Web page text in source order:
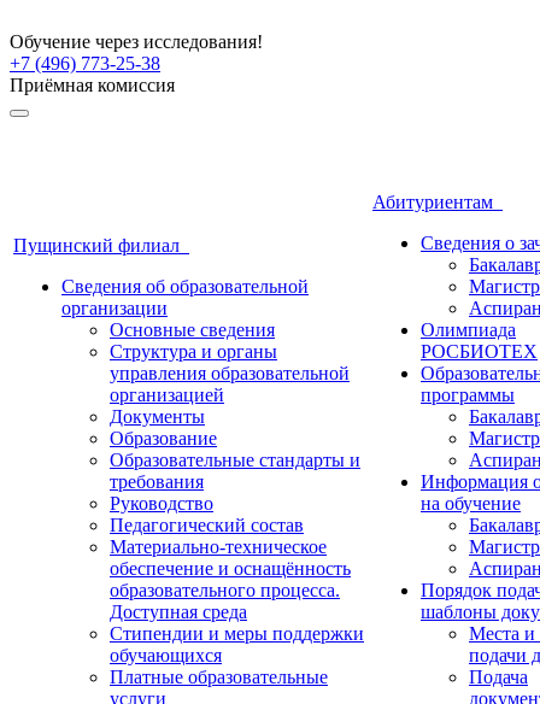
Обучение через исследования!
+7 (496) 773-25-38
Приёмная комиссия
Пущинский филиал
Сведения об образовательной
организации
Основные сведения
Структура и органы
управления образовательной
организацией
Документы
Образование
Образовательные стандарты и
требования
Руководство
Педагогический состав
Материально-техническое
обеспечение и оснащённость
образовательного процесса.
Доступная среда
Стипендии и меры поддержки
обучающихся
Платные образовательные
услуги
Абитуриентам
Сведения о
Олимпиада
РОСБИОТЕХ
программы
Информация
на обучение
Порядок
шаблоны
Места и
подачи
Подача